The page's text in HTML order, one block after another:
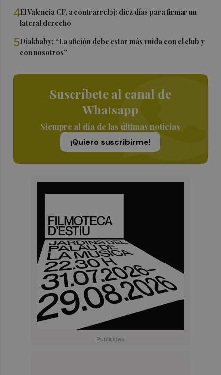
4El Valencia CF, a contrarreloj: diez días para firmar un
lateral derecho
5Diakhaby: “La afición debe estar más unida con el club y
con nosotros”
Suscríbete al canal de
Whatsapp
Siempre al día de las últimas noticias
¡Quiero suscribirme!